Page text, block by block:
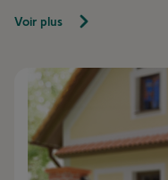
Voir plus